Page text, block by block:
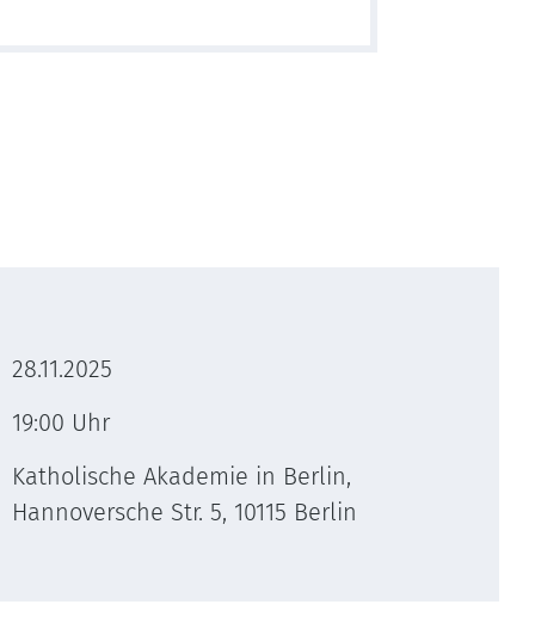
28.11.2025
19:00 Uhr
Katholische Akademie in Berlin,
Hannoversche Str. 5, 10115 Berlin